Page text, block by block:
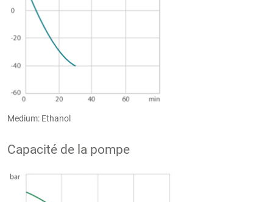
Medium: Ethanol
Capacité de la pompe